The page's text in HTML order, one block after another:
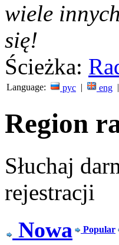
wiele
się!
Ścieżka:
Language: рус | eng |
Region
Słuchaj
rejestracji
Nowa Popular